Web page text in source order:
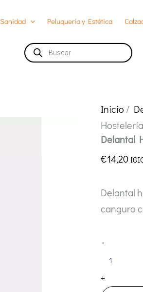
Sanidad Peluquería y Estética
Búsqueda
de
Inicio /
Delantal
€14,20
Delantal
canguro
-
Creyconfe
C53676
cantidad
+